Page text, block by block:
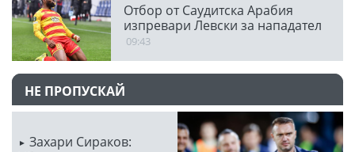
Отбор от Саудитска Арабия
изпревари Левски за нападател
09:43
НЕ ПРОПУСКАЙ
Захари Сираков: